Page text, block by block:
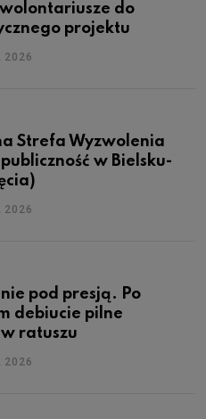
do
projektu
2026
Strefa Wyzwolenia
w Bielsku-
2026
pod presją. Po
debiucie pilne
ratuszu
2026